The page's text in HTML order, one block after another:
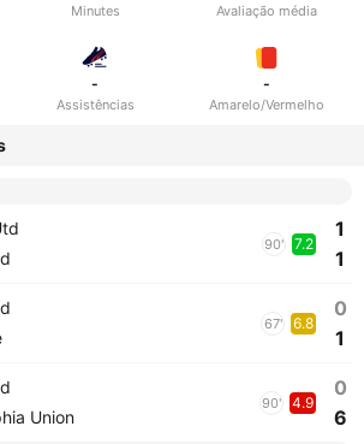
Minutes Avaliação média
-
Assistências
-
Amarelo/Vermelho
90' 7.2
1
1
67' 6.8
0
1
Union
90' 4.9
0
6